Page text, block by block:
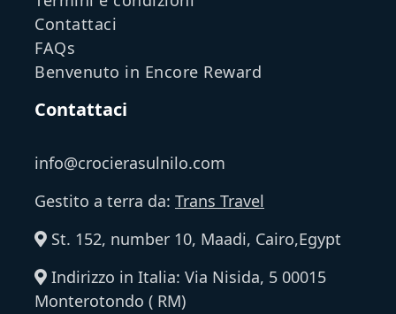
Contattaci
FAQs
Benvenuto in Encore Reward
Contattaci
info@crocierasulnilo.com
Gestito a terra da: Trans Travel
St. 152, number 10, Maadi, Cairo,Egypt
Indirizzo in Italia: Via Nisida, 5 00015
Monterotondo ( RM)